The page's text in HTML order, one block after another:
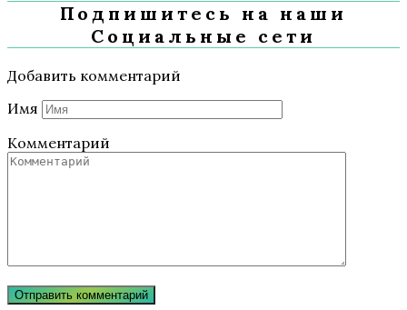
Подпишитесь на наши
Социальные сети
Добавить комментарий
Имя
Комментарий